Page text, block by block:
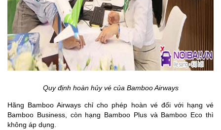
Quy định hoàn hủy vé của Bamboo Airways
Hãng Bamboo Airways chỉ cho phép hoàn vé đối với hạng vé
Bamboo Business, còn hạng Bamboo Plus và Bamboo Eco thì
không áp dụng.